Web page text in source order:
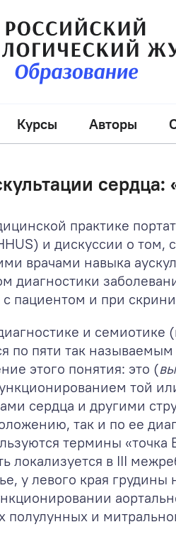
Курсы Авторы
сердца:
практике
и дискуссии о том,
врачами навыка
диагностики
пациентом и при
и
по пяти так
этого понятия: это (
той
сердца и другими
так и по ее
термины «точка
локализуется в III
у левого края
полулунных и